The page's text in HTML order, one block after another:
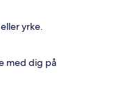
yrke.
med dig på